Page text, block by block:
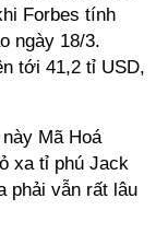
Forbes tính
ngày 18/3.
tới 41,2 tỉ USD,
Mã Hoá
xa tỉ phú Jack
phải vẫn rất lâu